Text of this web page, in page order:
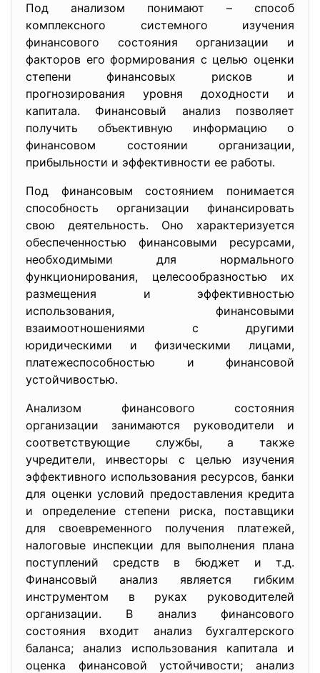
Под анализом понимают – способ
комплексного системного изучения
финансового состояния организации и
факторов его формирования с целью оценки
степени финансовых рисков и
прогнозирования уровня доходности и
капитала. Финансовый анализ позволяет
получить объективную информацию о
финансовом состоянии организации,
прибыльности и эффективности ее работы.
Под финансовым состоянием понимается
способность организации финансировать
свою деятельность. Оно характеризуется
обеспеченностью финансовыми ресурсами,
необходимыми для нормального
функционирования, целесообразностью их
размещения и эффективностью
использования, финансовыми
взаимоотношениями с другими
юридическими и физическими лицами,
платежеспособностью и финансовой
устойчивостью.
Анализом финансового состояния
организации занимаются руководители и
соответствующие службы, а также
учредители, инвесторы с целью изучения
эффективного использования ресурсов, банки
для оценки условий предоставления кредита
и определение степени риска, поставщики
для своевременного получения платежей,
налоговые инспекции для выполнения плана
поступлений средств в бюджет и т.д.
Финансовый анализ является гибким
инструментом в руках руководителей
организации. В анализ финансового
состояния входит анализ бухгалтерского
баланса; анализ использования капитала и
оценка финансовой устойчивости; анализ